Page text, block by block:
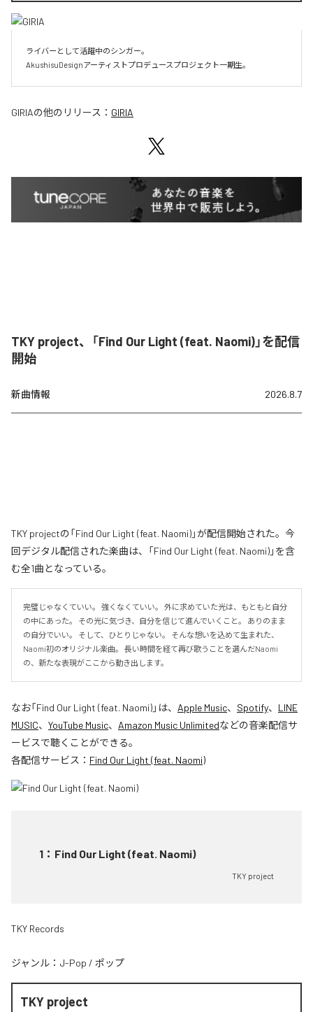
ライバーとして活躍中のシンガー。
AkushisuDesignアーティストプロデュースプロジェクト一期生。
GIRIAの他のリリース： GIRIA
TKY project、「Find Our Light (feat. Naomi)」を配信
開始
新曲情報 2026.8.7
TKY projectの「Find Our Light (feat. Naomi)」が配信開始された。今
回デジタル配信された楽曲は、「Find Our Light (feat. Naomi)」を含
む全1曲となっている。
完璧じゃなくていい。 強くなくていい。 外に求めていた光は、もともと自分
の中にあった。 その光に気づき、自分を信じて進んでいくこと。 ありのまま
の自分でいい。 そして、ひとりじゃない。 そんな想いを込めて生まれた、
Naomi初のオリジナル楽曲。 長い時間を経て再び歌うことを選んだNaomi
の、新たな表現がここから動き出します。
なお「Find Our Light (feat. Naomi)」は、 Apple Music、 Spotify、 LINE
MUSIC、 YouTube Music、 Amazon Music Unlimitedなどの音楽配信サ
ービスで聴くことができる。
各配信サービス： Find Our Light (feat. Naomi)
1 ： Find Our Light (feat. Naomi)
TKY project
TKY Records
ジャンル： J-Pop / ポップ
TKY project